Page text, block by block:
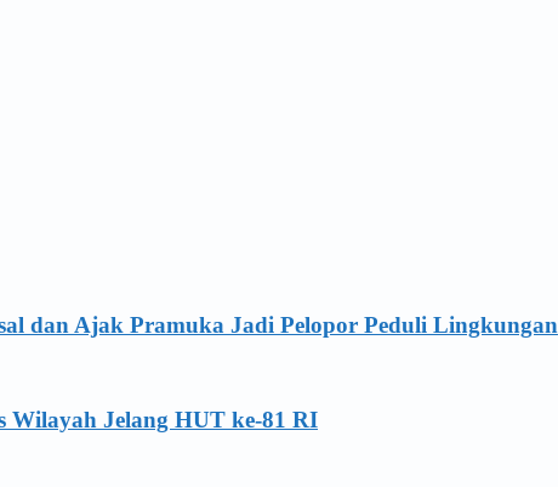
dan Ajak Pramuka Jadi Pelopor Peduli Lingkungan
Wilayah Jelang HUT ke-81 RI